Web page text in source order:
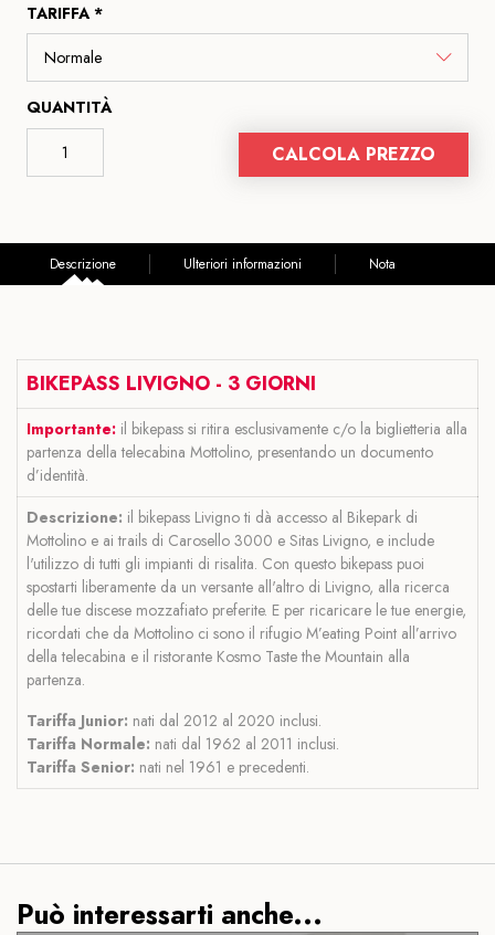
TARIFFA *
QUANTITÀ
CALCOLA PREZZO
Descrizione Ulteriori informazioni Nota
BIKEPASS LIVIGNO - 3 GIORNI
Importante: il bikepass si ritira esclusivamente c/o la biglietteria alla
partenza della telecabina Mottolino, presentando un documento
d’identità.
Descrizione: il bikepass Livigno ti dà accesso al Bikepark di
Mottolino e ai trails di Carosello 3000 e Sitas Livigno, e include
l'utilizzo di tutti gli impianti di risalita. Con questo bikepass puoi
spostarti liberamente da un versante all'altro di Livigno, alla ricerca
delle tue discese mozzafiato preferite. E per ricaricare le tue energie,
ricordati che da Mottolino ci sono il rifugio M’eating Point all’arrivo
della telecabina e il ristorante Kosmo Taste the Mountain alla
partenza.
Tariffa Junior: nati dal 2012 al 2020 inclusi.
Tariffa Normale: nati dal 1962 al 2011 inclusi.
Tariffa Senior: nati nel 1961 e precedenti.
Può interessarti anche...